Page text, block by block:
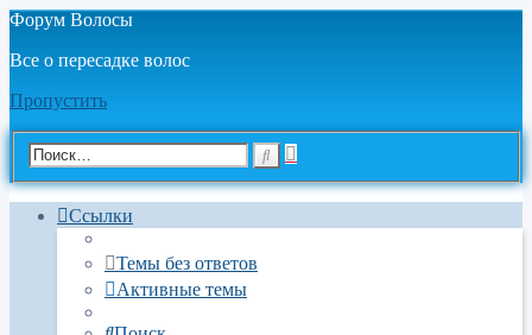
Форум Волосы
Все о пересадке волос
Пропустить
ПоискРасширенный
поиск
Ссылки
Темы без ответов
Активные темы